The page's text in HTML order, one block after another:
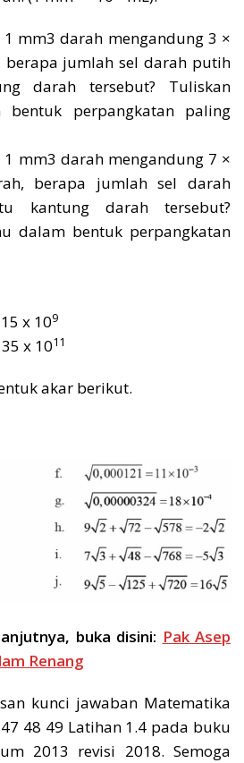
mm3 darah mengandung 3 ×
berapa jumlah sel darah putih
darah tersebut? Tuliskan
bentuk perpangkatan paling
mm3 darah mengandung 7 ×
berapa jumlah sel darah
kantung darah tersebut?
dalam bentuk perpangkatan
x 109
x 1011
akar berikut.
buka disini: Pak Asep
Renang
kunci jawaban Matematika
48 49 Latihan 1.4 pada buku
2013 revisi 2018. Semoga